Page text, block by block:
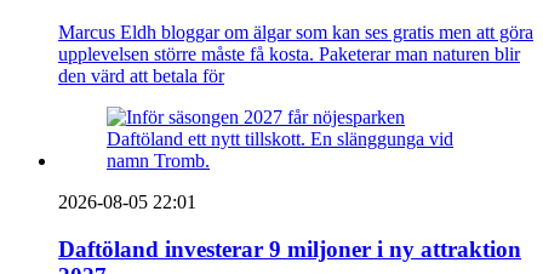
Marcus Eldh bloggar om älgar som kan ses gratis men att göra
upplevelsen större måste få kosta. Paketerar man naturen blir
den värd att betala för
2026-08-05 22:01
Daftöland investerar 9 miljoner i ny attraktion